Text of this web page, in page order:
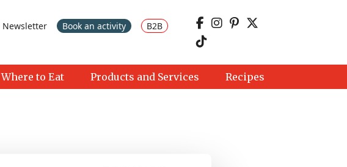
Newsletter Book an activity B2B
Where to Eat Products and Services Recipes